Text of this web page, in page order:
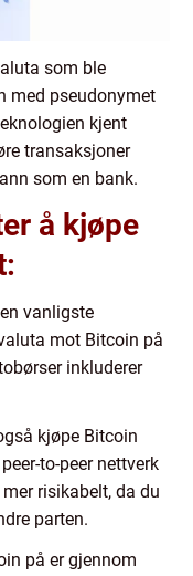
som ble
med pseudonymet
kjent
transaksjoner
som en bank.
å kjøpe
vanligste
mot Bitcoin på
inkluderer
kjøpe Bitcoin
to-peer nettverk
risikabelt, da du
parten.
på er gjennom